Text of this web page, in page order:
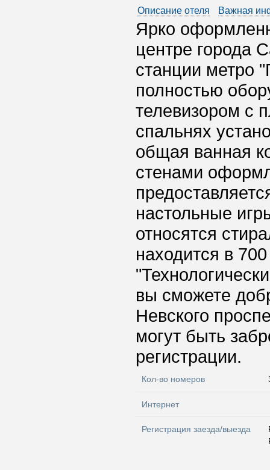
Описание отеля Важная
Ярко
центре города
станции метро
полностью
телевизором с
спальнях
общая ванная
стенами
настольные
относятся
находится в
вы сможете
Невского
могут быть
регистрации.
Кол-во номеров
Интернет
Регистрация заезда/выезда